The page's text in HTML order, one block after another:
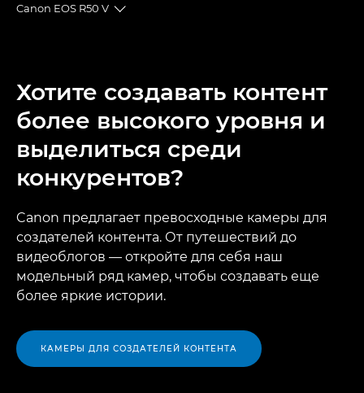
Canon EOS R50 V
Toggle breadcrumbs
Технические характеристики
Галерея
Хотите создавать контент
более высокого уровня и
выделиться среди
конкурентов?
Canon предлагает превосходные камеры для
создателей контента. От путешествий до
видеоблогов — откройте для себя наш
модельный ряд камер, чтобы создавать еще
более яркие истории.
КАМЕРЫ ДЛЯ СОЗДАТЕЛЕЙ КОНТЕНТА